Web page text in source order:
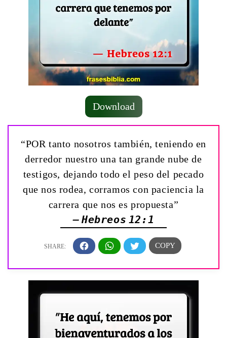
Download
“POR tanto nosotros también, teniendo en
derredor nuestro una tan grande nube de
testigos, dejando todo el peso del pecado
que nos rodea, corramos con paciencia la
carrera que nos es propuesta”
— Hebreos 12:1